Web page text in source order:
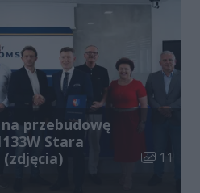
przebudowę
Stara
(zdjęcia)
Liczba
11